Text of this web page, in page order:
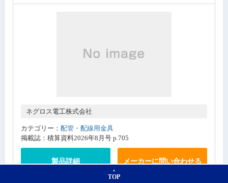
ネグロス電工株式会社
カテゴリー： 配管・配線用金具
掲載誌：積算資料2026年8月号 p.705
製品詳細 メーカーに問い合わせる
TOP